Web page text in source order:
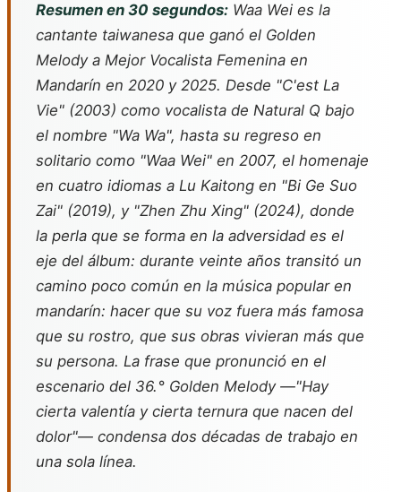
Resumen en 30 segundos: Waa Wei es la
cantante taiwanesa que ganó el Golden
Melody a Mejor Vocalista Femenina en
Mandarín en 2020 y 2025. Desde "C'est La
Vie" (2003) como vocalista de Natural Q bajo
el nombre "Wa Wa", hasta su regreso en
solitario como "Waa Wei" en 2007, el homenaje
en cuatro idiomas a Lu Kaitong en "Bi Ge Suo
Zai" (2019), y "Zhen Zhu Xing" (2024), donde
la perla que se forma en la adversidad es el
eje del álbum: durante veinte años transitó un
camino poco común en la música popular en
mandarín: hacer que su voz fuera más famosa
que su rostro, que sus obras vivieran más que
su persona. La frase que pronunció en el
escenario del 36.° Golden Melody —"Hay
cierta valentía y cierta ternura que nacen del
dolor"— condensa dos décadas de trabajo en
una sola línea.